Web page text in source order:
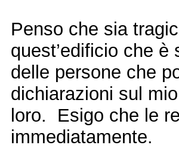
Penso che sia
quest’edificio che
delle persone che
dichiarazioni sul
loro.
Esigo che le
immediatamente.